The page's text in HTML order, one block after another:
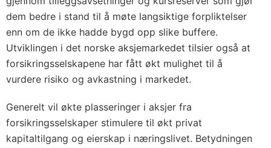
dem bedre i stand til å møte langsiktige forpliktelser
enn om de ikke hadde bygd opp slike buffere.
Utviklingen i det norske aksjemarkedet tilsier også at
forsikringsselskapene har fått økt mulighet til å
vurdere risiko og avkastning i markedet.
Generelt vil økte plasseringer i aksjer fra
forsikringsselskaper stimulere til økt privat
kapitaltilgang og eierskap i næringslivet. Betydningen